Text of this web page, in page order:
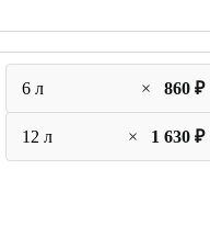
6 л × 860 ₽
12 л × 1 630 ₽